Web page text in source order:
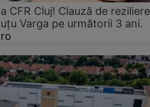
CFR Cluj! Clauză de reziliere
Varga pe următorii 3 ani.